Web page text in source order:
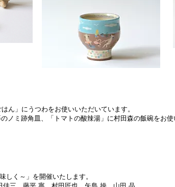
ん」にうつわをお使いいただいています。
ノミ跡角皿、「トマトの酸辣湯」に村田森の飯碗をお
しく～」を開催いたします。